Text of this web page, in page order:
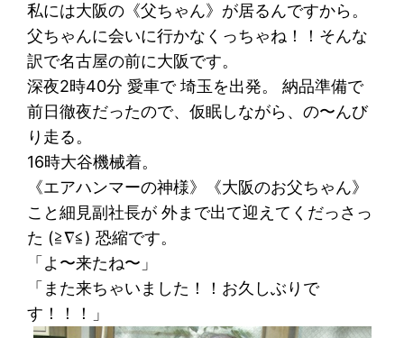
私には大阪の《父ちゃん》が居るんですから。
父ちゃんに会いに行かなくっちゃね！！そんな
訳で名古屋の前に大阪です。
深夜2時40分 愛車で 埼玉を出発。 納品準備で
前日徹夜だったので、仮眠しながら、の〜んび
り走る。
16時大谷機械着。
《エアハンマーの神様》《大阪のお父ちゃん》
こと細見副社長が 外まで出て迎えてくだっさっ
た (≧∇≦) 恐縮です。
「よ〜来たね〜」
「また来ちゃいました！！お久しぶりで
す！！！」